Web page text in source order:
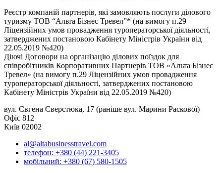
Реєстр компаній партнерів, які замовляють послуги ділового
туризму ТОВ “Альта Бізнес Тревел”* (на вимогу п.29
Ліцензійних умов провадження туроператорської діяльності,
затверджених постановою Кабінету Міністрів України від
22.05.2019 №420)
Діючі Договори на організацію ділових поїздок для
співробітників Корпоративних Партнерів ТОВ «Альта Бізнес
Тревел» (на вимогу п.29 Ліцензійних умов провадження
туроператорської діяльності, затверджених постановою
Кабінету Міністрів України від 22.05.2019 №420)
вул. Євгена Сверстюка, 17 (раніше вул. Марини Раскової)
Офіс 812
Київ 02002
al@altabusinesstravel.com
телефон: +380 (44) 221-3405
мобільний: +380 (67) 580-1505